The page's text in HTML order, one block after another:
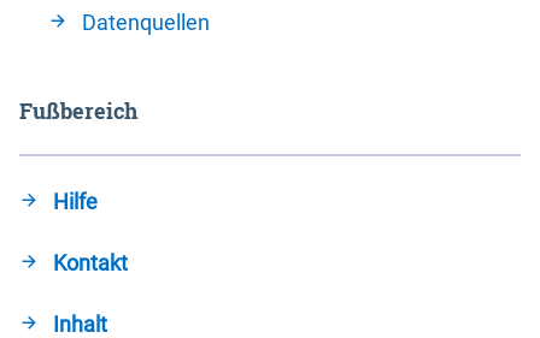
Datenquellen
Fußbereich
Hilfe
Kontakt
Inhalt